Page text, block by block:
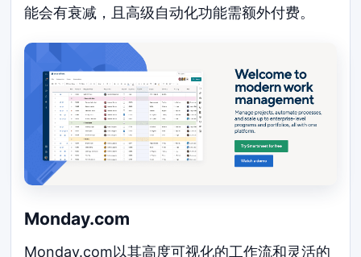
能会有衰减，且高级自动化功能需额外付费。
Monday.com
Monday.com以其高度可视化的工作流和灵活的